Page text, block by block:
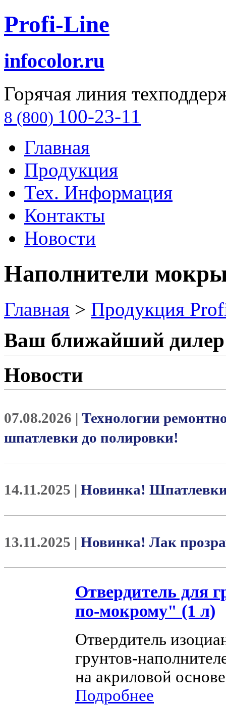
Profi-Line
infocolor.ru
Горячая линия
8 (800) 100-23-11
Главная
Продукция
Тех. Информация
Контакты
Новости
Наполнители
Главная > Продукция
Ваш ближайший дилер
Новости
07.08.2026 | Технологии
шпатлевки до полировки!
14.11.2025 | Новинка!
13.11.2025 | Новинка! Лак
Отвердитель для
по-мокрому" (1 л)
Отвердитель
грунтов-
на акриловой
Подробнее